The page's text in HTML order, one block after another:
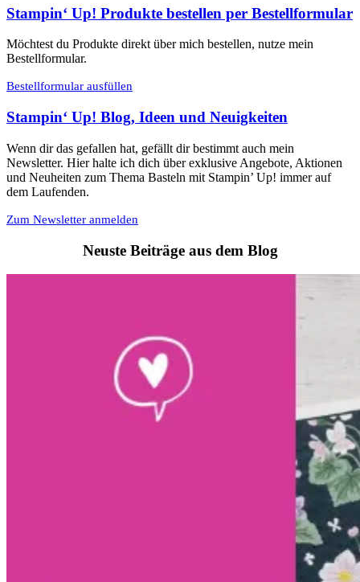
Stampin‘ Up! Produkte bestellen per Bestellformular
Möchtest du Produkte direkt über mich bestellen, nutze mein
Bestellformular.
Bestellformular ausfüllen
Stampin‘ Up! Blog, Ideen und Neuigkeiten
Wenn dir das gefallen hat, gefällt dir bestimmt auch mein
Newsletter. Hier halte ich dich über exklusive Angebote, Aktionen
und Neuheiten zum Thema Basteln mit Stampin’ Up! immer auf
dem Laufenden.
Zum Newsletter anmelden
Neuste Beiträge aus dem Blog